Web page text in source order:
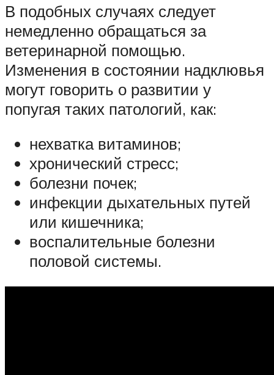
В подобных случаях следует
немедленно обращаться за
ветеринарной помощью.
Изменения в состоянии надклювья
могут говорить о развитии у
попугая таких патологий, как:
нехватка витаминов;
хронический стресс;
болезни почек;
инфекции дыхательных путей
или кишечника;
воспалительные болезни
половой системы.